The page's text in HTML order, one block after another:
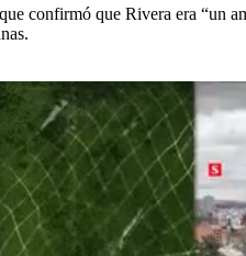
confirmó que Rivera era “un